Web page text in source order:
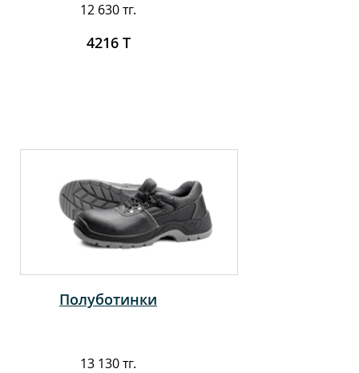
12 630 тг.
4216 Т
Полуботинки
13 130 тг.